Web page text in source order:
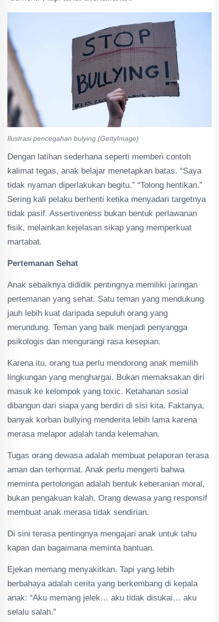
Ilustrasi pencegahan bulying (GettyImage)
Dengan latihan sederhana seperti memberi contoh
kalimat tegas, anak belajar menetapkan batas. “Saya
tidak nyaman diperlakukan begitu.” “Tolong hentikan.”
Sering kali pelaku berhenti ketika menyadari targetnya
tidak pasif. Assertiveness bukan bentuk perlawanan
fisik, melainkan kejelasan sikap yang memperkuat
martabat.
Pertemanan Sehat
Anak sebaiknya dididik pentingnya memiliki jaringan
pertemanan yang sehat. Satu teman yang mendukung
jauh lebih kuat daripada sepuluh orang yang
merundung. Teman yang baik menjadi penyangga
psikologis dan mengurangi rasa kesepian.
Karena itu, orang tua perlu mendorong anak memilih
lingkungan yang menghargai. Bukan memaksakan diri
masuk ke kelompok yang toxic. Ketahanan sosial
dibangun dari siapa yang berdiri di sisi kita. Faktanya,
banyak korban bullying menderita lebih lama karena
merasa melapor adalah tanda kelemahan.
Tugas orang dewasa adalah membuat pelaporan terasa
aman dan terhormat. Anak perlu mengerti bahwa
meminta pertolongan adalah bentuk keberanian moral,
bukan pengakuan kalah. Orang dewasa yang responsif
membuat anak merasa tidak sendirian.
Di sini terasa pentingnya mengajari anak untuk tahu
kapan dan bagaimana meminta bantuan.
Ejekan memang menyakitkan. Tapi yang lebih
berbahaya adalah cerita yang berkembang di kepala
anak: “Aku memang jelek… aku tidak disukai… aku
selalu salah.”